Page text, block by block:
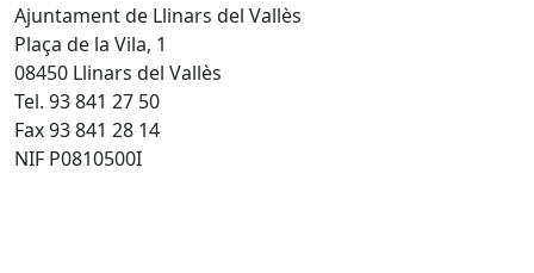
Ajuntament de Llinars del Vallès
Plaça de la Vila, 1
08450 Llinars del Vallès
Tel. 93 841 27 50
Fax 93 841 28 14
NIF P0810500I